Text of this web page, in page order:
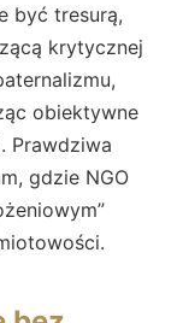
być tresurą,
krytycznej
obiektywne
Prawdziwa
gdzie NGO